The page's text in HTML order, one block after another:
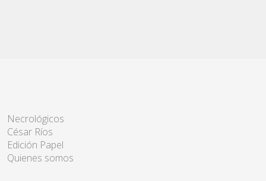
Necrológicos
César Ríos
Edición Papel
Quienes somos